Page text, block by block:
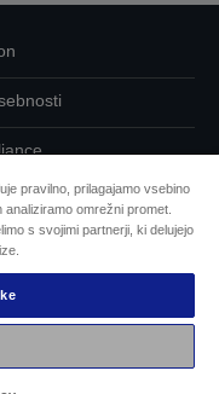
podatkov
Epson
pravilno, prilagajamo vsebino
omrežni promet.
s svojimi partnerji, ki delujejo